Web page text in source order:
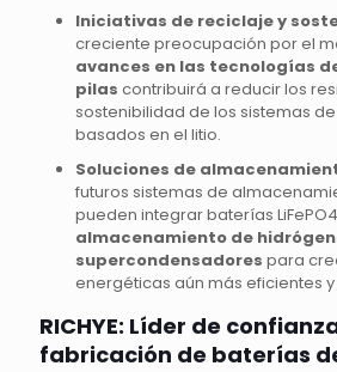
Iniciativas de reciclaje y
creciente preocupación por el
avances en las tecnologías
pilas contribuirá a reducir los
sostenibilidad de los sistemas
basados en el litio.
Soluciones de
futuros sistemas de
pueden integrar baterías
almacenamiento de
supercondensadores para
energéticas aún más eficientes y
RICHYE: Líder de
fabricación de baterías